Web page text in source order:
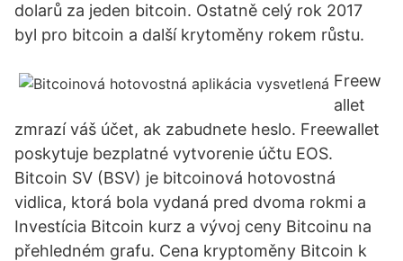
dolarů za jeden bitcoin. Ostatně celý rok 2017
byl pro bitcoin a další krytoměny rokem růstu.
Freew
allet
zmrazí váš účet, ak zabudnete heslo. Freewallet
poskytuje bezplatné vytvorenie účtu EOS.
Bitcoin SV (BSV) je bitcoinová hotovostná
vidlica, ktorá bola vydaná pred dvoma rokmi a
Investícia Bitcoin kurz a vývoj ceny Bitcoinu na
přehledném grafu. Cena kryptoměny Bitcoin k